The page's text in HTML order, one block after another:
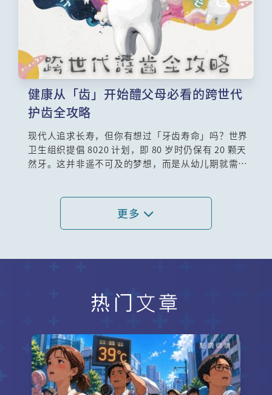
健康从「齿」开始醴父母必看的跨世代
护齿全攻略
现代人追求长寿，但你有想过「牙齿寿命」吗？世界
卫生组织提倡 8020 计划，即 80 岁时仍保有 20 颗天
然牙。这并非遥不可及的梦想，而是从幼儿期就需动
的重任。若乳牙过早因蛀牙拔除，后方的牙齿会移
位，直接导致未来恒齿排列混乱。本文将带你走进儿
并整合港大儿童齿科专家、牙医及中医博士建议，为
更多
热门文章